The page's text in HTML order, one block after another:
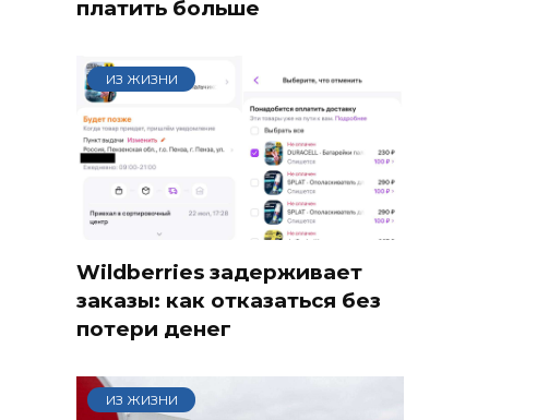
платить больше
ИЗ ЖИЗНИ
Wildberries задерживает
заказы: как отказаться без
потери денег
ИЗ ЖИЗНИ